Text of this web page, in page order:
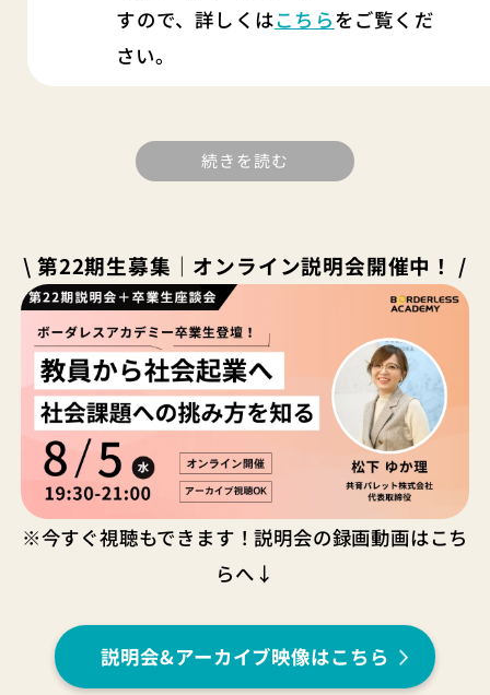
すので、詳しくはこちらをご覧くだ
さい。
続きを読む
\ 第22期生募集｜オンライン説明会開催中！ /
※今すぐ視聴もできます！説明会の録画動画はこち
らへ↓
説明会&アーカイブ映像はこちら